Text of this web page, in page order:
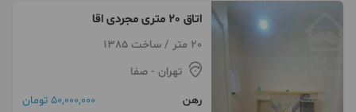
اتاق 20 متری مجردی اقا
20 متر / ساخت 1385
تهران - صفا
رهن
50,000,000 تومان